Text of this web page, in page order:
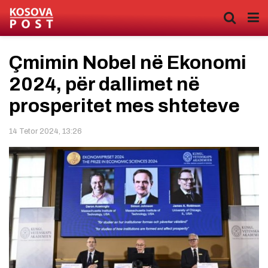
Çmimin Nobel në Ekonomi
2024, për dallimet në
prosperitet mes shteteve
14 Tetor 2024, 13:26